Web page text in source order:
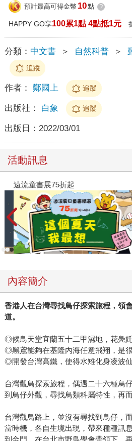
預計最高可得金幣 10點 ?
HAPPY GO享100累1點 4點抵1元
分類： 中文書 ＞ 自然科普 ＞
追蹤
作者： 鄭國上 追蹤
出版社： 白象 追蹤
出版日： 2022/03/01
活動訊息
遠流童書展75折起
內容簡介
香港人在台灣尋找鳥仔探索旅程，領
道。
◎候鳥天堂宜蘭五十二甲濕地，花鳧
◎黑鳶能夠在基隆內海任意飛翔，是很
◎開發台灣高鐵，使得水雉化身凌波
台灣觀鳥探索旅程，偶遇二十六種鳥
到鳥仔外觀，尋找鳥類科屬特性，再
台灣觀鳥路上，並沒有尋找到鳥仔，
當時機，各自生境出現，帶來種種訊
到金門，在台北市野鳥學會帶領下，